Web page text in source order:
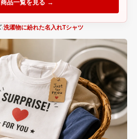
洗濯物に紛れた名入れTシャツ
商品一覧を見る →